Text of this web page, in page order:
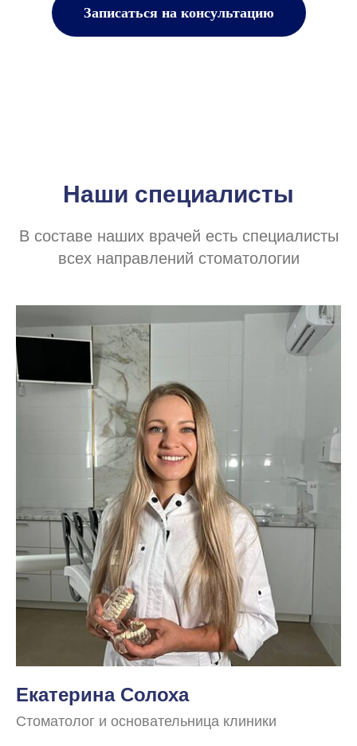
Записаться на консультацию
Наши специалисты
В составе наших врачей есть специалисты
всех направлений стоматологии
Екатерина Солоха
Стоматолог и основательница клиники